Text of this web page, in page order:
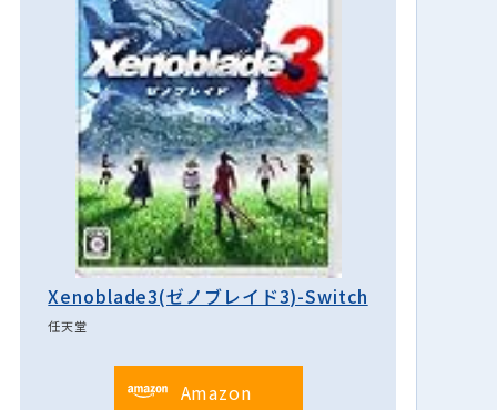
Xenoblade3(ゼノブレイド3)-Switch
任天堂
Amazon